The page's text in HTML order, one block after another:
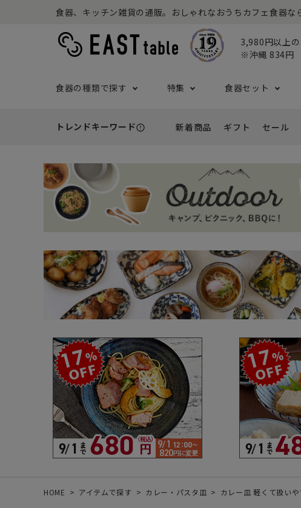
食器、キッチン雑貨の通販。おしゃれなおうちカフェ食器な
3,980円以上
※沖縄 834円
食器の種類で探す
- 小皿
- 中皿・取り皿・ケーキ皿
- 大皿
- カレー・パスタ皿
- 中鉢・取り鉢・サ
- 大鉢
- とんすい
箸・カトラリー・雑貨など
- 箸
- 箸置き
- カトラリー
- れんげ
- すり鉢
- 土鍋
- 雑貨
- トレー
デザイン・カラーで探
- 和食器
- 白い食器
- 黒い食器
- カラフルな食器
特集
基本の食器特集 推し活特集
食器セット
和食器セット 洋食器セット
こども食器セット
- ～2,999円
- 3,000円～4,999円
- 5,000円～9,999円
- 誕生日
- 内祝い
トレンドキーワードerror_outline 新着商品 ギフト セール
HOME アイテムで探す カレー・パスタ皿 カレー皿 軽くて扱い